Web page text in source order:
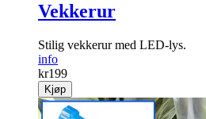
Vekkerur
Stilig vekkerur med LED-lys.
info
kr199
Kjøp